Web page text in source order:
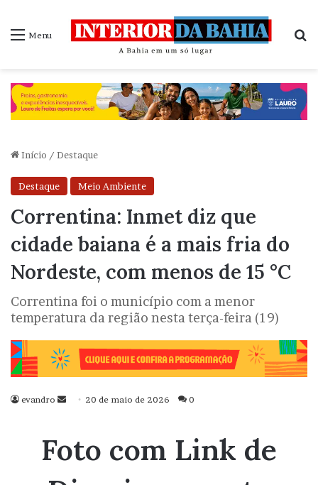
Menu
Início / Destaque
Destaque Meio Ambiente
Correntina: Inmet diz que
cidade baiana é a mais fria do
Nordeste, com menos de 15 °C
Correntina foi o município com a menor
temperatura da região nesta terça-feira (19)
evandro
Mande
mail
20 de maio de 2026 0
Foto com Link de